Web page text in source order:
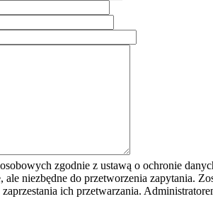
zgodnie z ustawą o ochronie
niezbędne do przetworzenia zapytania.
ich przetwarzania.